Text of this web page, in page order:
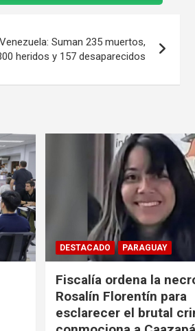
Suman 235 muertos,
heridos y 157 desaparecidos
DESTACADO PARAGUAY
Fiscalía ordena la
Rosalín Florentín para
esclarecer el brutal